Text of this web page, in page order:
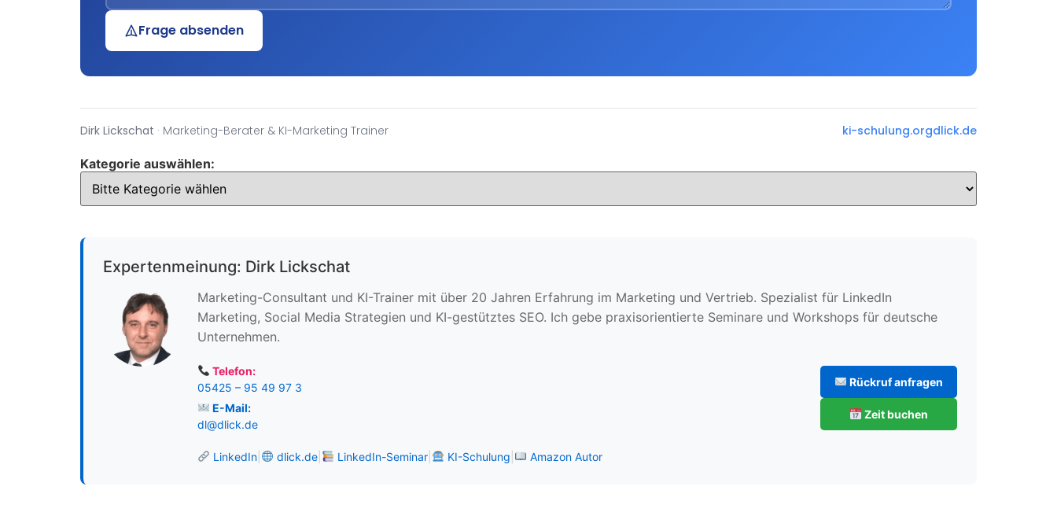
Frage absenden
Dirk Lickschat · Marketing-Berater & KI-Marketing Trainer ki-schulung.orgdlick.de
Kategorie auswählen:
Expertenmeinung: Dirk Lickschat
Marketing-Consultant und KI-Trainer mit über 20 Jahren Erfahrung im Marketing und Vertrieb. Spezialist für LinkedIn
Marketing, Social Media Strategien und KI-gestütztes SEO. Ich gebe praxisorientierte Seminare und Workshops für deutsche
Unternehmen.
Telefon:
05425 – 95 49 97 3
E-Mail:
dl@dlick.de
Rückruf anfragen
Zeit buchen
LinkedIn| dlick.de| LinkedIn-Seminar| KI-Schulung Amazon Autor